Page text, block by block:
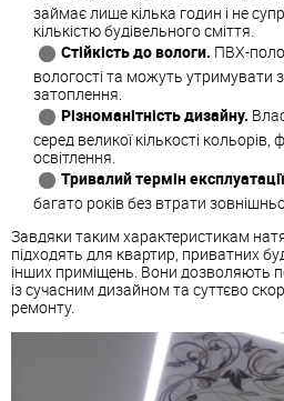
займає лише кілька годин і не
кількістю будівельного сміття.
Стійкість до вологи. ПВХ-
вологості та можуть утримувати
затоплення.
Різноманітність дизайну.
серед великої кількості кольорів,
освітлення.
Тривалий термін
багато років без втрати
Завдяки таким характеристикам
підходять для квартир, приватних
інших приміщень. Вони дозволяють
із сучасним дизайном та суттєво
ремонту.